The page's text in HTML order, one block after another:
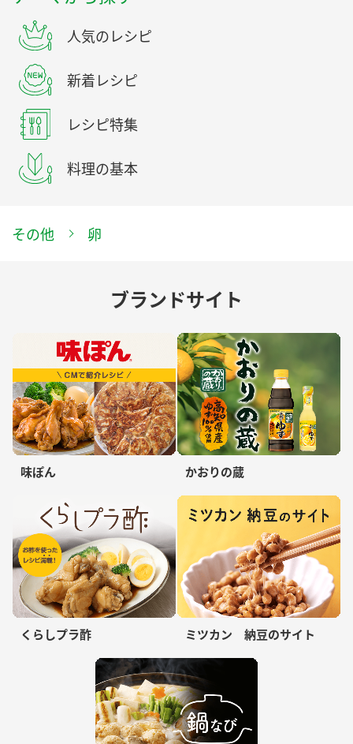
人気のレシピ
新着レシピ
レシピ特集
料理の基本
その他 卵
ブランドサイト
味ぽん かおりの蔵
くらしプラ酢 ミツカン 納豆のサイト